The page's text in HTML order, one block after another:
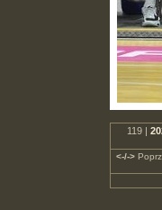
119 |
<-/->